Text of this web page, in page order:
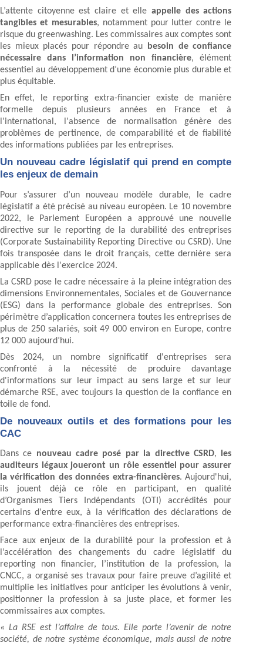
L’attente citoyenne est claire et elle appelle des actions
tangibles et mesurables, notamment pour lutter contre le
risque du greenwashing. Les commissaires aux comptes sont
les mieux placés pour répondre au
besoin de confiance
nécessaire dans l’information non financière, élément
essentiel au développement d’une économie plus durable et
plus équitable.
En effet, le reporting extra-financier existe de manière
formelle depuis plusieurs années en France et à
l'international, l'absence de normalisation génère des
problèmes de pertinence, de comparabilité et de fiabilité
des informations publiées par les entreprises.
Un nouveau cadre législatif qui prend en compte
les enjeux de demain
Pour s’assurer d’un nouveau modèle durable, le cadre
législatif a été précisé au niveau européen. Le 10 novembre
2022, le Parlement Européen a approuvé une nouvelle
directive sur le reporting de la durabilité des entreprises
(Corporate Sustainability Reporting Directive ou CSRD). Une
fois transposée dans le droit français, cette dernière sera
applicable dès l'exercice 2024.
La CSRD pose le cadre nécessaire à la pleine intégration des
dimensions Environnementales, Sociales et de Gouvernance
(ESG) dans la performance globale des entreprises. Son
périmètre d’application concernera toutes les entreprises de
plus de 250 salariés, soit 49 000 environ en Europe, contre
12 000 aujourd’hui.
Dès 2024, un nombre significatif d'entreprises sera
confronté à la nécessité de produire davantage
d'informations sur leur impact au sens large et sur leur
démarche RSE, avec toujours la question de la confiance en
toile de fond.
De nouveaux outils et des formations pour les
CAC
Dans ce nouveau cadre posé par la directive CSRD, les
auditeurs légaux joueront un rôle essentiel pour assurer
la vérification des données extra-financières. Aujourd'hui,
ils jouent déjà ce rôle en participant, en qualité
d’Organismes Tiers Indépendants (OTI) accrédités pour
certains d'entre eux, à la vérification des déclarations de
performance extra-financières des entreprises.
Face aux enjeux de la durabilité pour la profession et à
l’accélération des changements du cadre législatif du
reporting non financier, l’institution de la profession, la
CNCC, a organisé ses travaux pour faire preuve d’agilité et
multiplie les initiatives pour anticiper les évolutions à venir,
positionner la profession à sa juste place, et former les
commissaires aux comptes.
« La RSE est l’affaire de tous. Elle porte l’avenir de notre
société, de notre système économique, mais aussi de notre